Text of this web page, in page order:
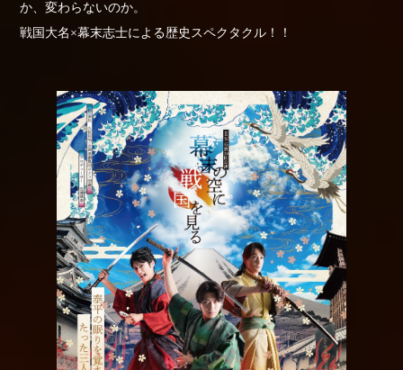
か、変わらないのか。
戦国大名×幕末志士による歴史スペクタクル！！